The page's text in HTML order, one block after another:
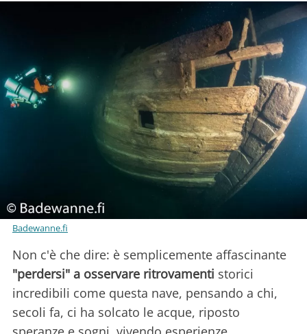
Badewanne.fi
Non c'è che dire: è semplicemente affascinante
"perdersi" a osservare ritrovamenti storici
incredibili come questa nave, pensando a chi,
secoli fa, ci ha solcato le acque, riposto